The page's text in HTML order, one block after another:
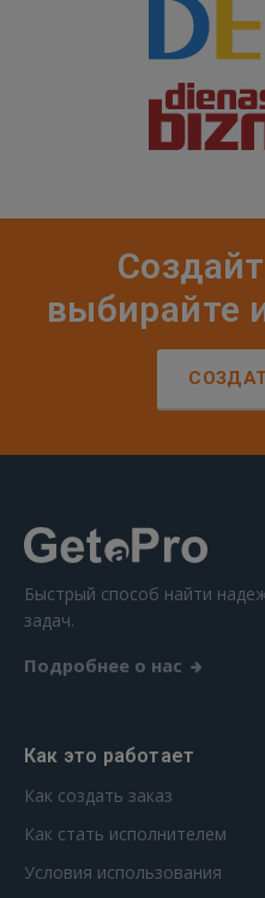
выбирайте
Быстрый способ найти
задач.
Подробнее о нас
Как это работает
Как создать заказ
Как стать исполнителем
Условия использования